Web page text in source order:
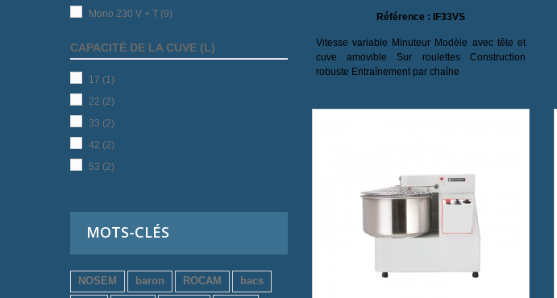
Mono 230 V + T (9)
CAPACITÉ DE LA CUVE (L)
17 (1)
22 (2)
33 (2)
42 (2)
53 (2)
MOTS-CLÉS
NOSEM baron ROCAM
bacs
Référence : IF33VS
Vitesse variable Minuteur Modèle avec tête et
cuve amovible Sur roulettes Construction
robuste Entraînement par chaîne